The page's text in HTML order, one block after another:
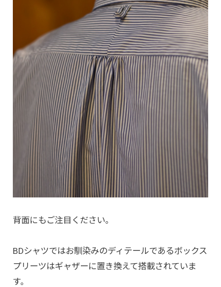
背面にもご注目ください。
BDシャツではお馴染みのディテールであるボックス
プリーツはギャザーに置き換えて搭載されていま
す。